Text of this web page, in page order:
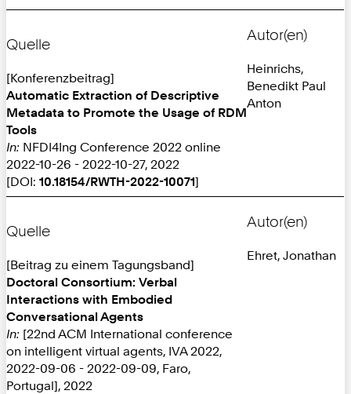
Quelle
[Konferenzbeitrag]
Automatic Extraction of Descriptive
Metadata to Promote the Usage of RDM
Tools
In: NFDI4Ing Conference 2022 online
2022-10-26 - 2022-10-27, 2022
[DOI: 10.18154/RWTH-2022-10071]
Autor(en)
Heinrichs,
Benedikt Paul
Anton
Quelle
[Beitrag zu einem Tagungsband]
Doctoral Consortium: Verbal
Interactions with Embodied
Conversational Agents
In: [22nd ACM International conference
on intelligent virtual agents, IVA 2022,
2022-09-06 - 2022-09-09, Faro,
Portugal], 2022
Autor(en)
Ehret, Jonathan